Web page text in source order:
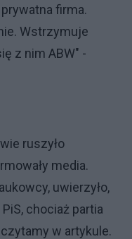
firma.
Wstrzymuje
z nim ABW" -
ruszyło
media.
uwierzyło,
chociaż partia
w artykule.